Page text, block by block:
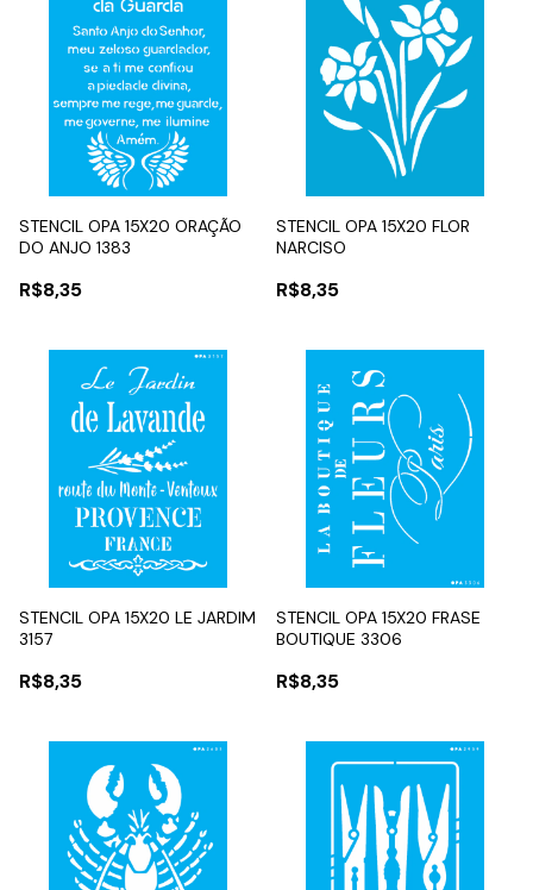
STENCIL OPA 15X20 ORAÇÃO
DO ANJO 1383
R$8,35
STENCIL OPA 15X20 FLOR
NARCISO
R$8,35
STENCIL OPA 15X20 LE JARDIM
3157
R$8,35
STENCIL OPA 15X20 FRASE
BOUTIQUE 3306
R$8,35